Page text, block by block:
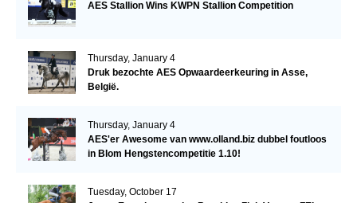
AES Stallion Wins KWPN Stallion Competition
Thursday, January 4
Druk bezochte AES Opwaardeerkeuring in Asse,
België.
Thursday, January 4
AES'er Awesome van www.olland.biz dubbel foutloos
in Blom Hengstencompetitie 1.10!
Tuesday, October 17